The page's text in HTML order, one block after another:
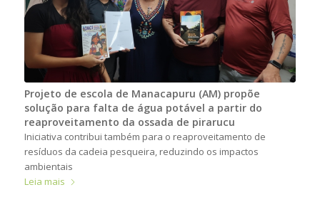
Projeto de escola de Manacapuru (AM) propõe
solução para falta de água potável a partir do
reaproveitamento da ossada de pirarucu
Iniciativa contribui também para o reaproveitamento de
resíduos da cadeia pesqueira, reduzindo os impactos
ambientais
Leia mais